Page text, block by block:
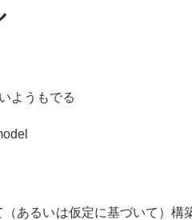
ようもでる
あるいは仮定に基づいて）構